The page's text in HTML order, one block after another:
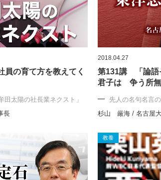
員の育て方を教えてく
太陽の社長業ネクスト」
長
2018.04.27
第131講 「論語
君子は 争う所
先人の名句名言
杉山 厳海 / 名古屋
教養